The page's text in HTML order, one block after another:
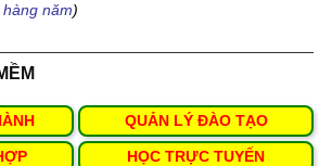
năm)
QUẢN LÝ ĐÀO TẠO
HỌC TRỰC TUYẾN